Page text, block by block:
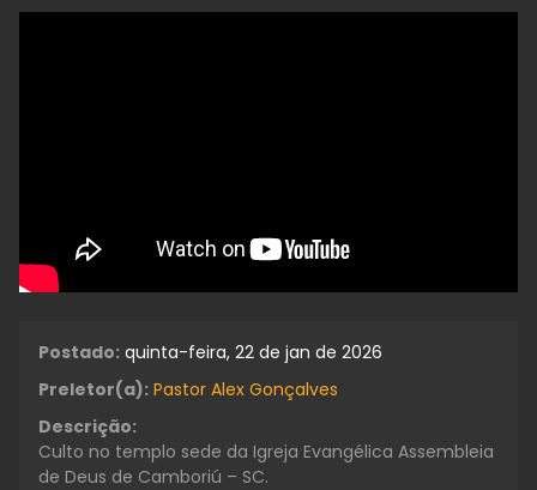
Postado: quinta-feira, 22 de jan de 2026
Preletor(a): Pastor Alex Gonçalves
Descrição:
Culto no templo sede da Igreja Evangélica Assembleia
de Deus de Camboriú – SC.